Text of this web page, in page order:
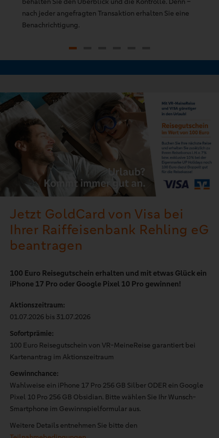
nach jeder angefragten Transaktion erhalten Sie eine
Benachrichtigung.
Jetzt GoldCard von Visa bei
Ihrer Raiffeisenbank Rehling eG
beantragen
100 Euro Reisegutschein erhalten und mit etwas Glück ein
iPhone 17 Pro oder Google Pixel 10 Pro gewinnen!
Aktionszeitraum:
01.07.2026 bis 31.07.2026
Sofortprämie:
100 Euro Reisegutschein von VR-MeineReise garantiert bei
Kartenantrag im Aktionszeitraum
Gewinnchance:
Wahlweise ein iPhone 17 Pro 256 GB Silber ODER ein Google
Pixel 10 Pro 256 GB Obsidian. Bitte wählen Sie Ihr Wunsch-
Smartphone im Gewinnspielformular aus.
Weitere Details entnehmen Sie bitte den